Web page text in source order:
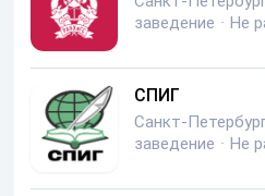
заведение · Не
СПИГ
Санкт-
заведение · Не